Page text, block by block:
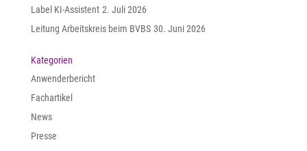
Label KI-Assistent 2. Juli 2026
Leitung Arbeitskreis beim BVBS 30. Juni 2026
Kategorien
Anwenderbericht
Fachartikel
News
Presse